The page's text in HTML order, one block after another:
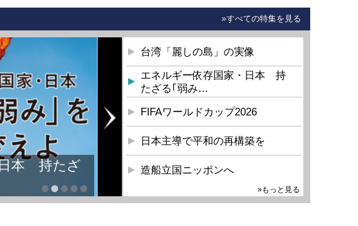
»すべての特集を見る
本 持たざ
台湾「麗しの島」の実像
エネルギー依存国家・日本 持
たざる｢弱み…
FIFAワールドカップ2026
日本主導で平和の再構築を
造船立国ニッポンへ
»もっと見る